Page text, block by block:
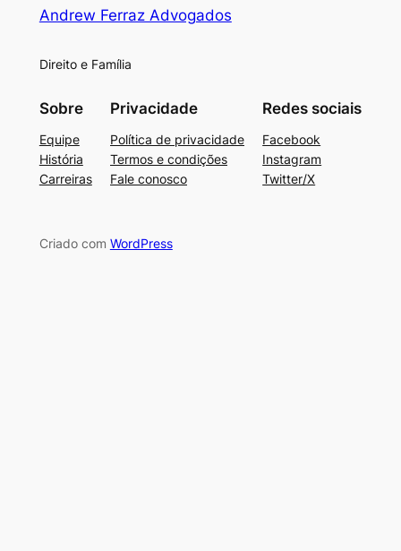
Andrew Ferraz Advogados
Direito e Família
Sobre
Equipe
História
Carreiras
Privacidade
Política de privacidade
Termos e condições
Fale conosco
Redes sociais
Facebook
Instagram
Twitter/X
Criado com WordPress